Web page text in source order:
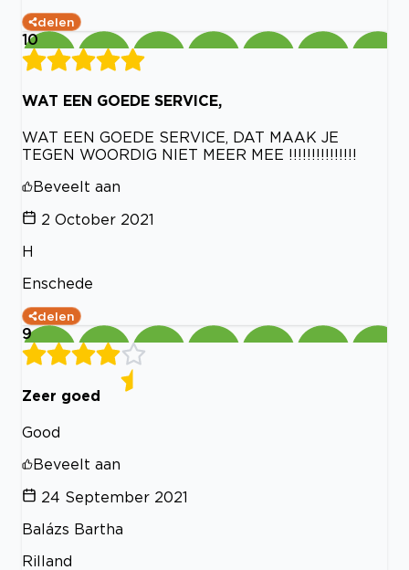
delen
10
WAT EEN GOEDE SERVICE,
WAT EEN GOEDE SERVICE, DAT MAAK JE
TEGEN WOORDIG NIET MEER MEE !!!!!!!!!!!!!!!
Beveelt aan
2 October 2021
H
Enschede
delen
9
Zeer goed
Good
Beveelt aan
24 September 2021
Balázs Bartha
Rilland